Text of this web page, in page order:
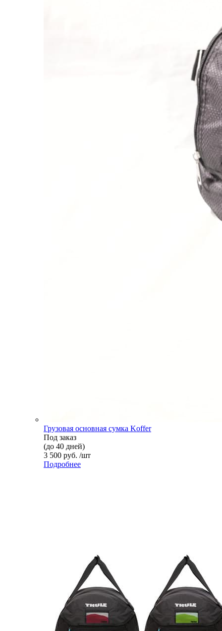
Грузовая основная сумка Koffer
Под заказ
(до 40 дней)
3 500 руб. /шт
Подробнее